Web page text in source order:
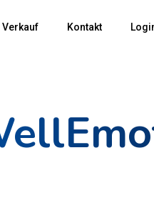
Verkauf Kontakt